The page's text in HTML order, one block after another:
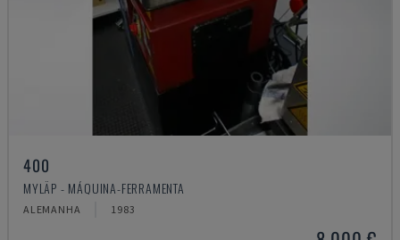
400
MYLÄP - MÁQUINA-FERRAMENTA
ALEMANHA 1983